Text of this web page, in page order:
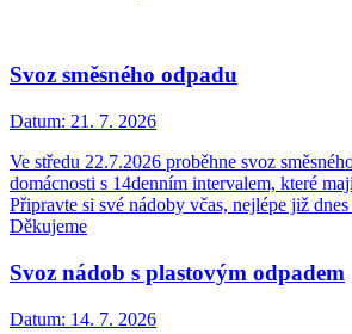
Svoz směsného odpadu
Datum: 21. 7. 2026
Ve středu 22.7.2026 proběhne svoz
domácnosti s 14denním intervalem, které
Připravte si své nádoby včas, nejlépe již dnes
Děkujeme
Svoz nádob s plastovým odpadem
Datum: 14. 7. 2026